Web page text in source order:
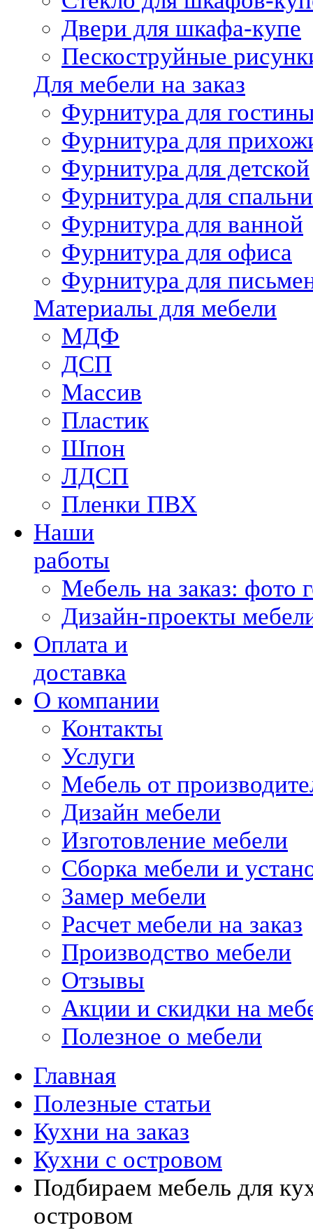
Двери для шкафа-купе
Пескоструйные
Для мебели на заказ
Фурнитура для
Фурнитура для
Фурнитура для детской
Фурнитура для спальни
Фурнитура для ванной
Фурнитура для офиса
Фурнитура для
Материалы для мебели
МДФ
ДСП
Массив
Пластик
Шпон
ЛДСП
Пленки ПВХ
Наши
работы
Мебель на заказ: фото
Дизайн-проекты
Оплата и
доставка
О компании
Контакты
Услуги
Мебель от
Дизайн мебели
Изготовление мебели
Сборка мебели и
Замер мебели
Расчет мебели на заказ
Производство мебели
Отзывы
Акции и скидки на
Полезное о мебели
Главная
Полезные статьи
Кухни на заказ
Кухни с островом
Подбираем мебель для
островом